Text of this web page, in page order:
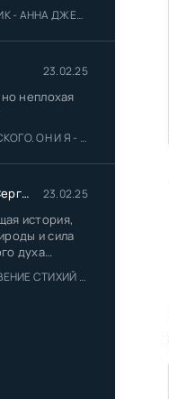
- АННА ДЖЕЙН
23.02.25
неплохая
Я - ЕЛЕНА ТОДОРОВА (1)
Гость Сергей 23.02.25
история,
и сила
духа
напряжённый
- ВАЛЕРИЙ ГУМИНСКИЙ